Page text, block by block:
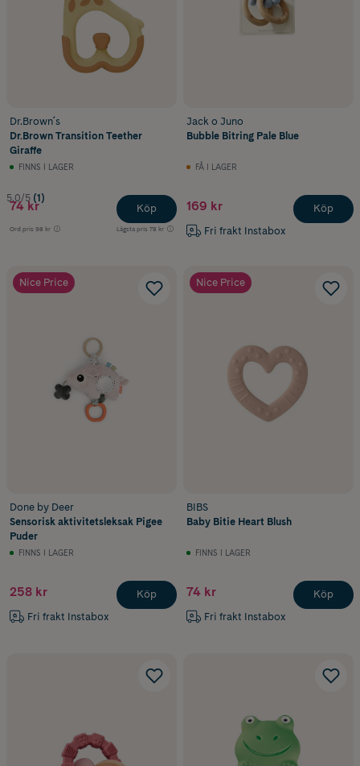
Dr.Brown´s
Dr.Brown Transition Teether
Giraffe
FINNS I LAGER
5.0/5 (1)
74 kr
Ord.pris 98 kr Lägsta pris 78 kr
Köp
Jack o Juno
Bubble Bitring Pale Blue
FÅ I LAGER
169 kr
Fri frakt Instabox
Köp
Nice Price
Done by Deer
Sensorisk aktivitetsleksak Pigee
Puder
FINNS I LAGER
258 kr
Fri frakt Instabox
Köp
Nice Price
BIBS
Baby Bitie Heart Blush
FINNS I LAGER
74 kr
Fri frakt Instabox
Köp